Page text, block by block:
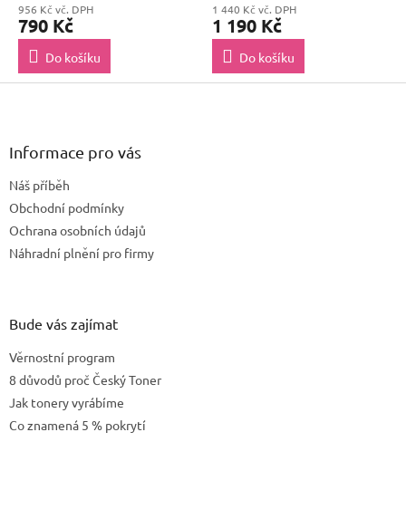
956 Kč vč. DPH
790 Kč
Do košíku
1 440 Kč vč. DPH
1 190 Kč
Do košíku
Z
Informace pro vás
Náš příběh
Obchodní podmínky
Ochrana osobních údajů
Náhradní plnění pro firmy
Bude vás zajímat
Věrnostní program
8 důvodů proč Český Toner
Jak tonery vyrábíme
Co znamená 5 % pokrytí